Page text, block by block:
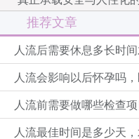
推荐文章
人流后需要休息多长时
人流会影响以后怀孕吗
人流前需要做哪些检查
人流最佳时间是多少天